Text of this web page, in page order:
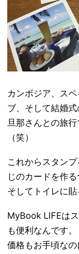
カンボジア、ス
ブ、そして結婚式
旦那さんとの旅
（笑）
これからスタン
じのカードを作る
そしてトイレに貼
MyBook LIFEは
も便利なんです。
価格もお手頃な